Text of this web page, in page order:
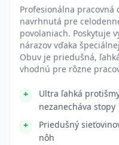
Profesionálna pracovná
navrhnutá pre
povolaniach. Poskytuje
nárazov vďaka
Obuv je priedušná,
vhodnú pre rôzne
Ultra ľahká
nezanecháva stopy
Priedušný
nôh